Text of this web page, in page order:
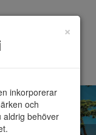
×
inkorporerar
och
aldrig behöver